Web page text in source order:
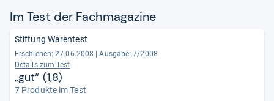
Im Test der Fach­ma­ga­zine
Stiftung Warentest
Erschienen: 27.06.2008
Ausgabe: 7/2008
Details zum Test
„gut“ (1,8)
7 Produkte im Test